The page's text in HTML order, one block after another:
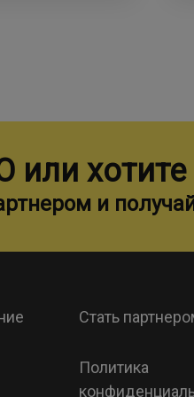
или
и
Стать
Политика